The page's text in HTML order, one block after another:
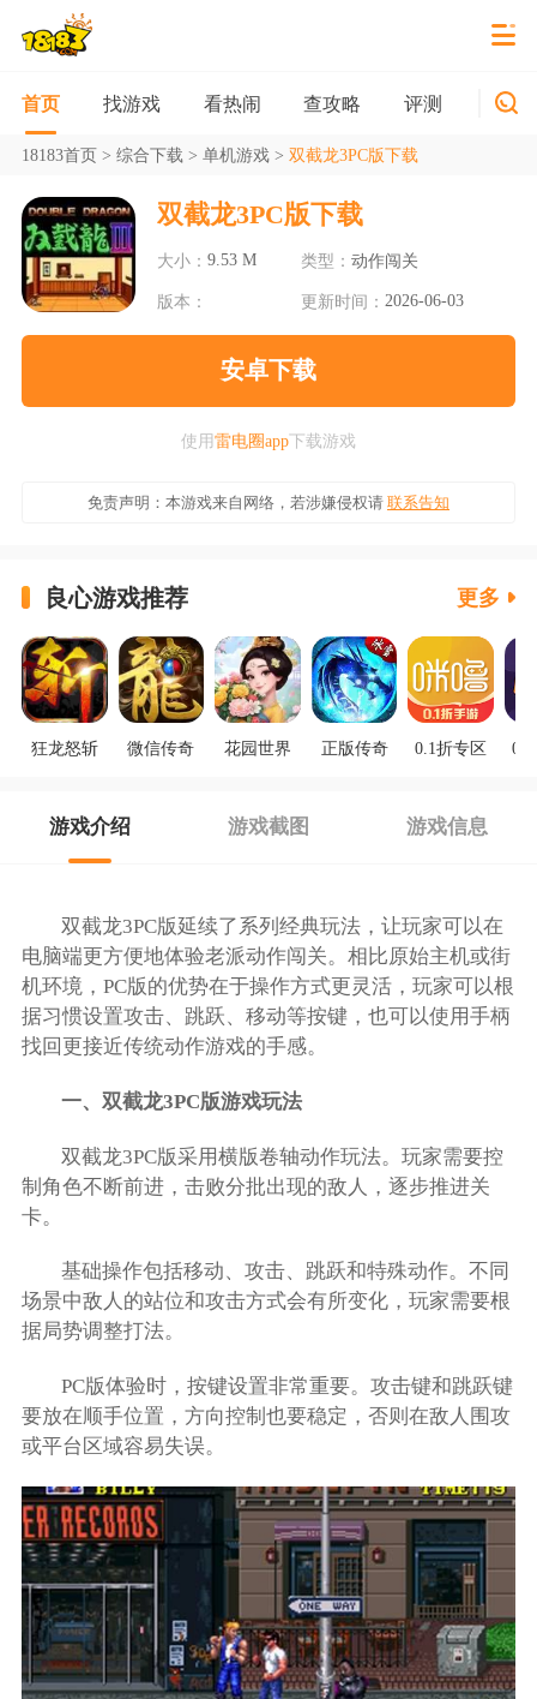
首页 找游戏 看热闹 查攻略 评测 新游
18183首页> 综合下载> 单机游戏> 双截龙3PC版下载
双截龙3PC版下载
大小：9.53 M 类型： 动作闯关
版本： 更新时间： 2026-06-03
安卓下载
使用雷电圈app下载游戏
免责声明：本游戏来自网络，若涉嫌侵权请 联系告知
良心游戏推荐 更多
狂龙怒斩 微信传奇 花园世界 正版传奇 0.1折专区
游戏介绍 游戏截图 游戏信息
双截龙3PC版延续了系列经典玩法，让玩家可以在
电脑端更方便地体验老派动作闯关。相比原始主机或街
机环境，PC版的优势在于操作方式更灵活，玩家可以根
据习惯设置攻击、跳跃、移动等按键，也可以使用手柄
找回更接近传统动作游戏的手感。
一、双截龙3PC版游戏玩法
双截龙3PC版采用横版卷轴动作玩法。玩家需要控
制角色不断前进，击败分批出现的敌人，逐步推进关
卡。
基础操作包括移动、攻击、跳跃和特殊动作。不同
场景中敌人的站位和攻击方式会有所变化，玩家需要根
据局势调整打法。
PC版体验时，按键设置非常重要。攻击键和跳跃键
要放在顺手位置，方向控制也要稳定，否则在敌人围攻
或平台区域容易失误。